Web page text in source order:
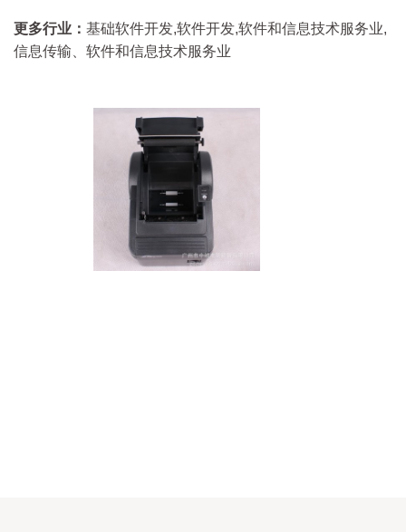
更多行业： 基础软件开发,软件开发,软件和信息技术服务业,
信息传输、软件和信息技术服务业